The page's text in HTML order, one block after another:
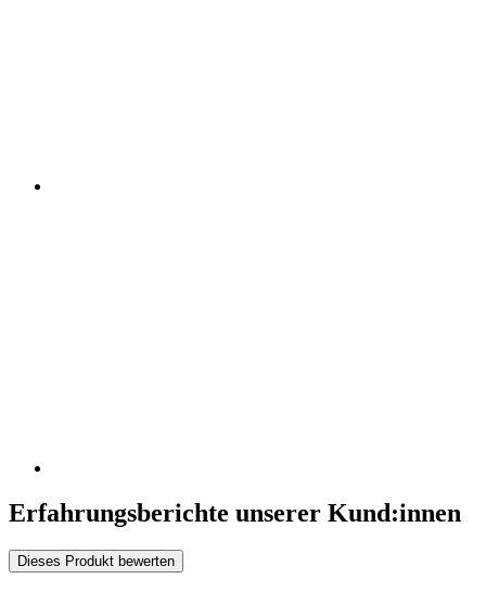
Erfahrungsberichte unserer Kund:innen
Dieses Produkt bewerten